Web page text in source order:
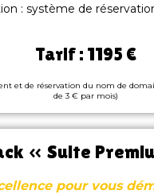
: système de
Tarif : 1195 €
et de réservation du nom de
de 3 € par mois)
« Suite
pour vous